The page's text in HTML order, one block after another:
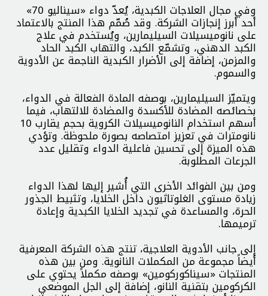
وفي مجال العلاجات الكبدية، يُعدّ دواء «سيناليو 70»
أحد أبرز إنجازات الشركة. وقد صُمّم هذا المنتج بالاعتماد
على نانوميسيلات السيليمارين، ويُستخدم في علاج
الكبد الدهني، وتشمّع الكبد، والتهاب الكبد الحاد
والمزمن، إضافة إلى الأضرار الكبدية الناجمة عن الأدوية
والسموم.
ويتميّز السيليمارين، بوصفه المادة الفعالة في الدواء،
بخصائصه المضادة للأكسدة والمضادة للالتهاب، فيما
أسهم استخدام النانوميسيلات الكروية بحجم يقارب 10
نانومترات في تعزيز امتصاصه بصورة ملحوظة. وتؤدي
هذه الميزة إلى تحسين فاعلية الدواء وتقليل عدد
الجرعات المطلوبة.
ومن بين الفوائد الأخرى التي أُشير إليها لهذا الدواء
زيادة مستوى الغلوتاثيون داخل الخلايا، وتثبيط الجذور
الحرة، والمساعدة في تجديد الخلايا الكبدية وإعادة
ترميمها.
إلى جانب الأدوية العلاجية، تنتج هذه الشركة المعرفية
أيضاً مجموعة من المكملات النانوية. ومن بين هذه
المنتجات «سيناکوركومين» بوصفه مكملاً يحتوي على
الكركومين بتقنية النانو، إضافة إلى الجل الموضعي